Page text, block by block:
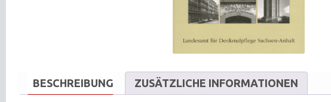
BESCHREIBUNG ZUSÄTZLICHE INFORMATIONEN